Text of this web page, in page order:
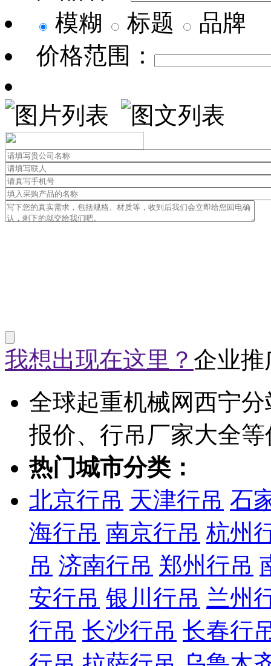
模糊
标题
品牌
价格范围：
我想出现在这里？ 企业推
全球起重机械网西宁
报价、行吊厂家大全
热门城市分类：
北京行吊 天津行吊 石
海行吊 南京行吊 杭州
吊 济南行吊 郑州行吊
安行吊 银川行吊 兰州
行吊 长沙行吊 长春行